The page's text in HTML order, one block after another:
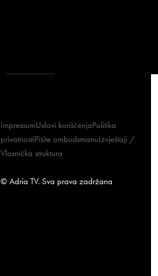
ImpressumUslovi korišćenjaPolitika
privatnostiPišite ombudsmanuIzvještaji /
Vlasnička struktura
© Adria TV. Sva prava zadržana